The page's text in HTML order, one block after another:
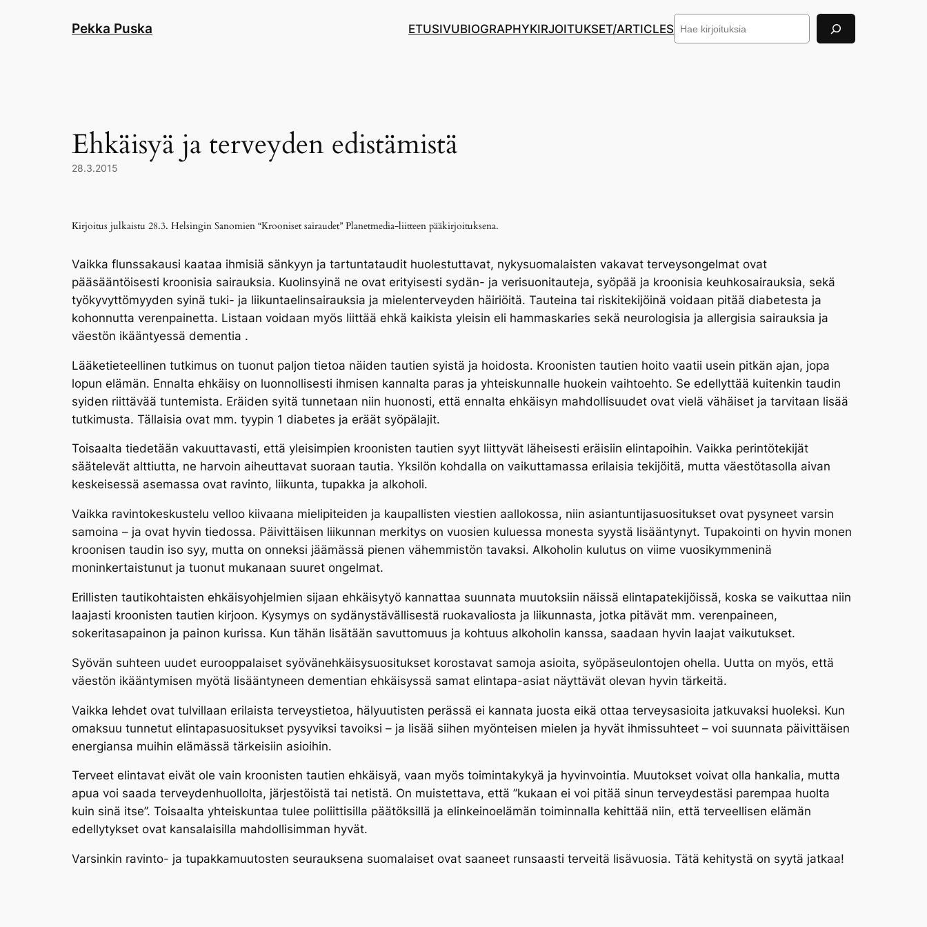
Pekka Puska ETUSIVUBIOGRAPHYKIRJOITUKSET/ARTICLES
Search
Ehkäisyä ja terveyden edistämistä
28.3.2015
Kirjoitus julkaistu 28.3. Helsingin Sanomien “Krooniset sairaudet” Planetmedia-liitteen pääkirjoituksena.
Vaikka flunssakausi kaataa ihmisiä sänkyyn ja tartuntataudit huolestuttavat, nykysuomalaisten vakavat terveysongelmat ovat
pääsääntöisesti kroonisia sairauksia. Kuolinsyinä ne ovat erityisesti sydän- ja verisuonitauteja, syöpää ja kroonisia keuhkosairauksia, sekä
työkyvyttömyyden syinä tuki- ja liikuntaelinsairauksia ja mielenterveyden häiriöitä. Tauteina tai riskitekijöinä voidaan pitää diabetesta ja
kohonnutta verenpainetta. Listaan voidaan myös liittää ehkä kaikista yleisin eli hammaskaries sekä neurologisia ja allergisia sairauksia ja
väestön ikääntyessä dementia .
Lääketieteellinen tutkimus on tuonut paljon tietoa näiden tautien syistä ja hoidosta. Kroonisten tautien hoito vaatii usein pitkän ajan, jopa
lopun elämän. Ennalta ehkäisy on luonnollisesti ihmisen kannalta paras ja yhteiskunnalle huokein vaihtoehto. Se edellyttää kuitenkin taudin
syiden riittävää tuntemista. Eräiden syitä tunnetaan niin huonosti, että ennalta ehkäisyn mahdollisuudet ovat vielä vähäiset ja tarvitaan lisää
tutkimusta. Tällaisia ovat mm. tyypin 1 diabetes ja eräät syöpälajit.
Toisaalta tiedetään vakuuttavasti, että yleisimpien kroonisten tautien syyt liittyvät läheisesti eräisiin elintapoihin. Vaikka perintötekijät
säätelevät alttiutta, ne harvoin aiheuttavat suoraan tautia. Yksilön kohdalla on vaikuttamassa erilaisia tekijöitä, mutta väestötasolla aivan
keskeisessä asemassa ovat ravinto, liikunta, tupakka ja alkoholi.
Vaikka ravintokeskustelu velloo kiivaana mielipiteiden ja kaupallisten viestien aallokossa, niin asiantuntijasuositukset ovat pysyneet varsin
samoina – ja ovat hyvin tiedossa. Päivittäisen liikunnan merkitys on vuosien kuluessa monesta syystä lisääntynyt. Tupakointi on hyvin monen
kroonisen taudin iso syy, mutta on onneksi jäämässä pienen vähemmistön tavaksi. Alkoholin kulutus on viime vuosikymmeninä
moninkertaistunut ja tuonut mukanaan suuret ongelmat.
Erillisten tautikohtaisten ehkäisyohjelmien sijaan ehkäisytyö kannattaa suunnata muutoksiin näissä elintapatekijöissä, koska se vaikuttaa niin
laajasti kroonisten tautien kirjoon. Kysymys on sydänystävällisestä ruokavaliosta ja liikunnasta, jotka pitävät mm. verenpaineen,
sokeritasapainon ja painon kurissa. Kun tähän lisätään savuttomuus ja kohtuus alkoholin kanssa, saadaan hyvin laajat vaikutukset.
Syövän suhteen uudet eurooppalaiset syövänehkäisysuositukset korostavat samoja asioita, syöpäseulontojen ohella. Uutta on myös, että
väestön ikääntymisen myötä lisääntyneen dementian ehkäisyssä samat elintapa-asiat näyttävät olevan hyvin tärkeitä.
Vaikka lehdet ovat tulvillaan erilaista terveystietoa, hälyuutisten perässä ei kannata juosta eikä ottaa terveysasioita jatkuvaksi huoleksi. Kun
omaksuu tunnetut elintapasuositukset pysyviksi tavoiksi – ja lisää siihen myönteisen mielen ja hyvät ihmissuhteet – voi suunnata päivittäisen
energiansa muihin elämässä tärkeisiin asioihin.
Terveet elintavat eivät ole vain kroonisten tautien ehkäisyä, vaan myös toimintakykyä ja hyvinvointia. Muutokset voivat olla hankalia, mutta
apua voi saada terveydenhuollolta, järjestöistä tai netistä. On muistettava, että ”kukaan ei voi pitää sinun terveydestäsi parempaa huolta
kuin sinä itse”. Toisaalta yhteiskuntaa tulee poliittisilla päätöksillä ja elinkeinoelämän toiminnalla kehittää niin, että terveellisen elämän
edellytykset ovat kansalaisilla mahdollisimman hyvät.
Varsinkin ravinto- ja tupakkamuutosten seurauksena suomalaiset ovat saaneet runsaasti terveitä lisävuosia. Tätä kehitystä on syytä jatkaa!